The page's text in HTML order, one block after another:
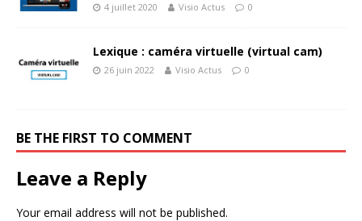
4 juillet 2020 Visio Actus 0
Lexique : caméra virtuelle (virtual cam)
26 juin 2022 Visio Actus 0
BE THE FIRST TO COMMENT
Leave a Reply
Your email address will not be published.